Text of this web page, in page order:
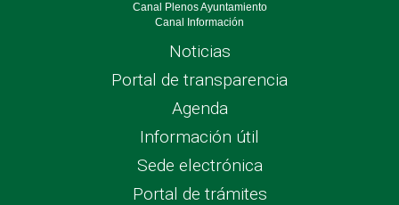
Canal Plenos Ayuntamiento
Canal Información
Noticias
Portal de transparencia
Agenda
Información útil
Sede electrónica
Portal de trámites